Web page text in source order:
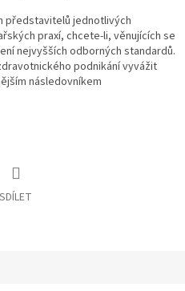
představitelů jednotlivých
praxí, chcete-li, věnujících se
nejvyšších odborných standardů.
podnikání vyvážit
následovníkem
SDÍLET